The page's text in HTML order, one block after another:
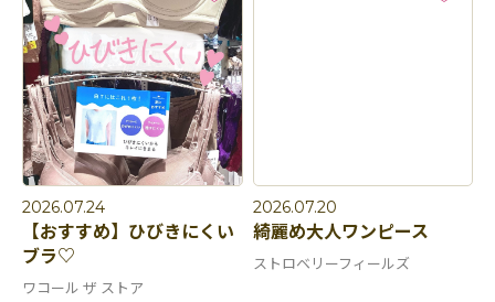
2026.07.24
【おすすめ】ひびきにくい
ブラ♡
ワコール ザ ストア
2026.07.20
綺麗め大人ワンピース
ストロベリーフィールズ